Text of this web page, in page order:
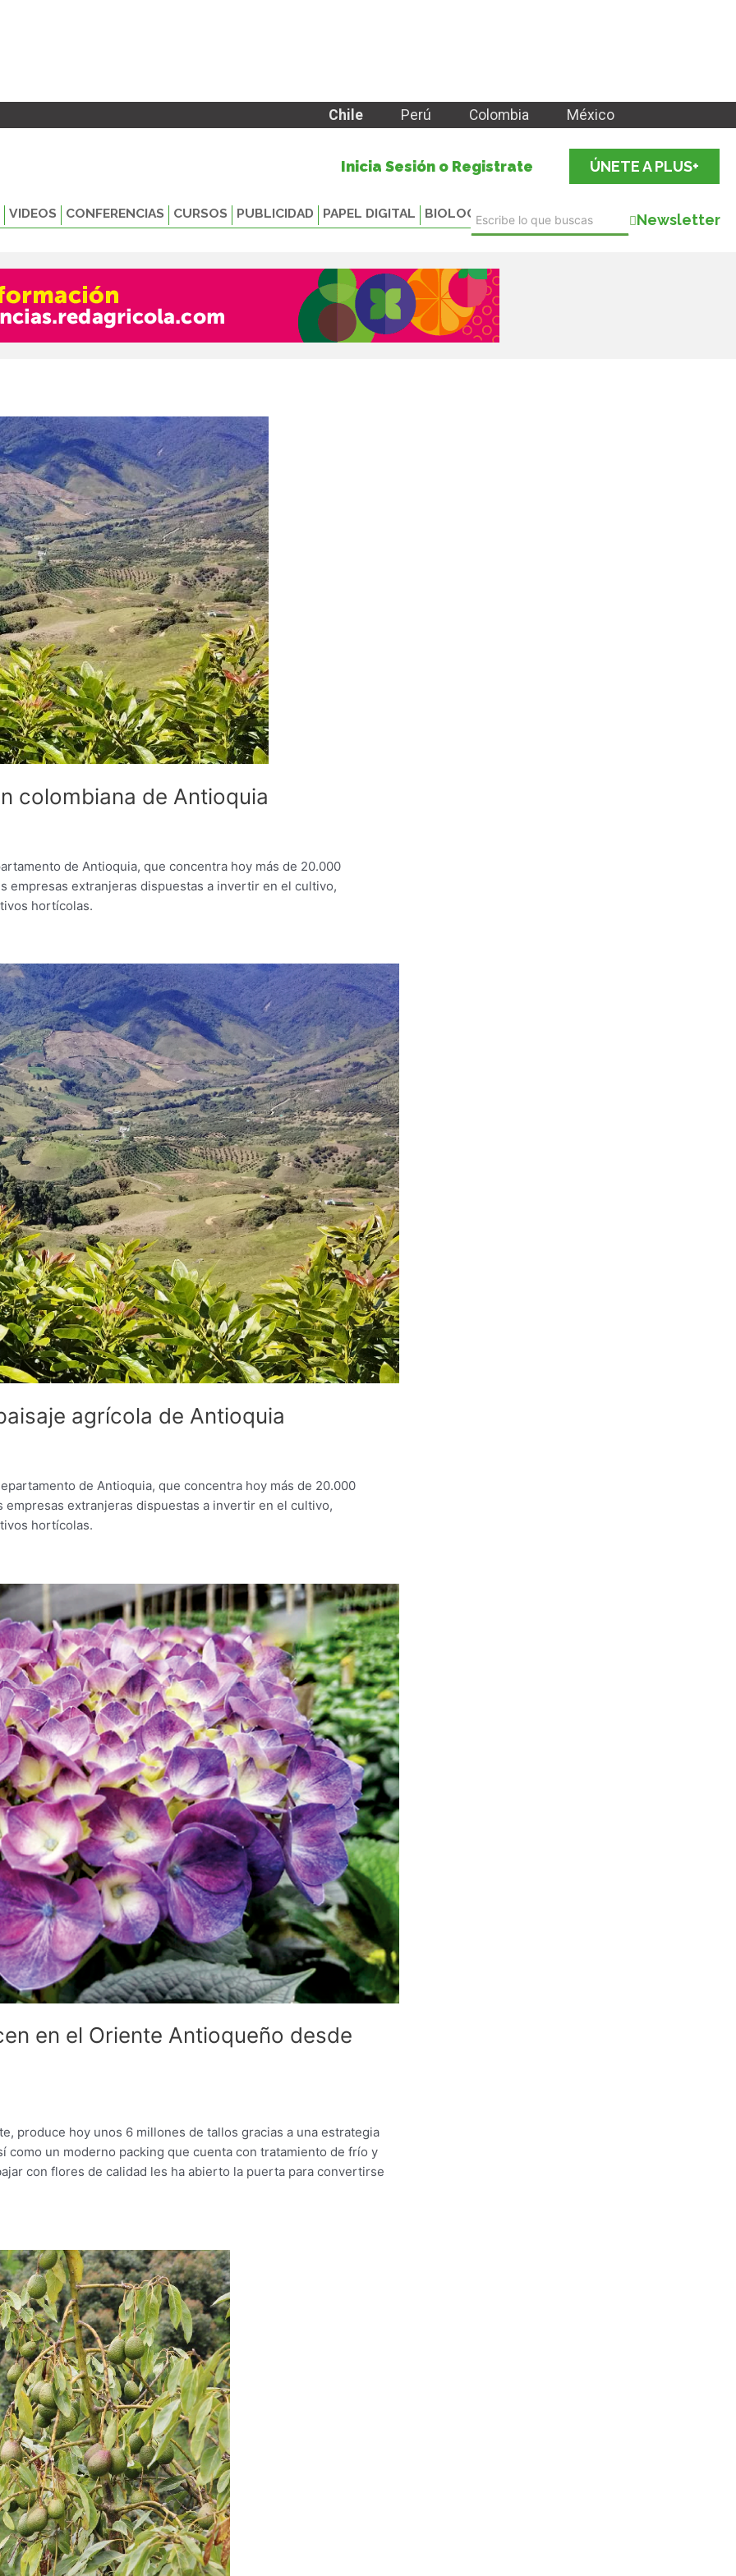
Chile Perú Colombia México
Inicia Sesión o Registrate ÚNETE A PLUS+
VIDEOS CONFERENCIAS CURSOS PUBLICIDAD PAPEL DIGITAL BIOLOGICALS Newsletter
colombiana de Antioquia
de Antioquia, que concentra hoy más de 20.000
empresas extranjeras dispuestas a invertir en el cultivo,
hortícolas.
agrícola de Antioquia
de Antioquia, que concentra hoy más de 20.000
empresas extranjeras dispuestas a invertir en el cultivo,
hortícolas.
en el Oriente Antioqueño desde
produce hoy unos 6 millones de tallos gracias a una estrategia
un moderno packing que cuenta con tratamiento de frío y
con flores de calidad les ha abierto la puerta para convertirse